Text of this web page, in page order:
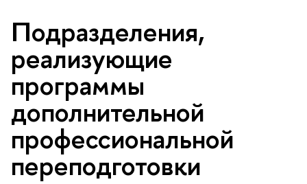
Подразделения,
реализующие
программы
дополнительной
профессиональной
переподготовки